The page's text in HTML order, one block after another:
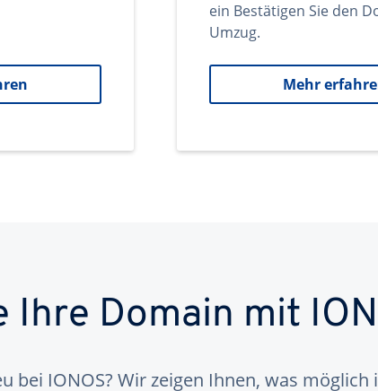
ein Bestätigen Sie den
Umzug.
Mehr
Ihre Domain mit
bei IONOS? Wir zeigen Ihnen, was möglich